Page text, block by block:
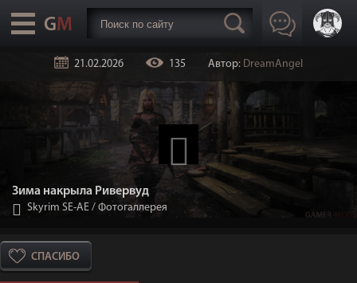
21.02.2026 135 Автор: DreamAngel
Зима накрыла Ривервуд
Skyrim SE-АЕ / Фотогаллерея
СПАСИБО